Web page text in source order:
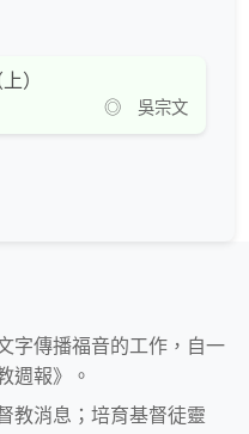
）
◎ 吳宗文
字傳播福音的工作，自一
週報》。
教消息；培育基督徒靈